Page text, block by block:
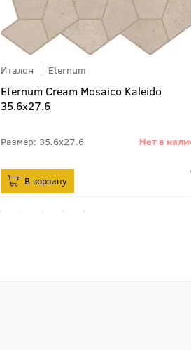
Италон Eternum
Eternum Cream Mosaico Kaleido
35.6x27.6
35.6x27.6